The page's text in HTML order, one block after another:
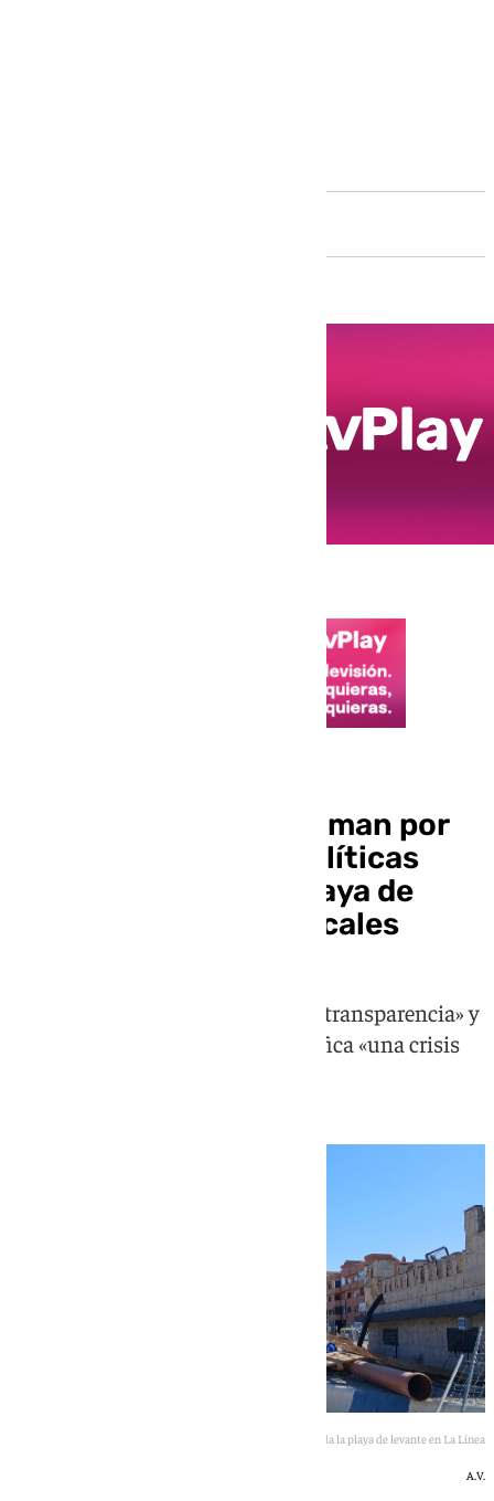
Crisis en La Línea: claman por
responsabilidades políticas
ante el cierre de la Playa de
Levante por aguas fecales
Leticia Blanco denuncia «falta de transparencia» y
«gestión deficiente» de lo que califica «una crisis
Las obras del colector que mantienen cerrada la playa de levante en La Línea
A.V.